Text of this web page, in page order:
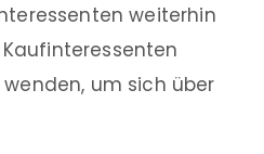
weiterhin
um sich über